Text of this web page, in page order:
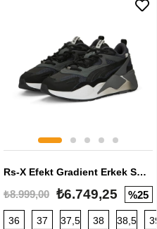
Rs-X Efekt Gradient Erkek Sneaker
₺8.999,00 ₺6.749,25 %25
36 37 37,5 38 38,5 39